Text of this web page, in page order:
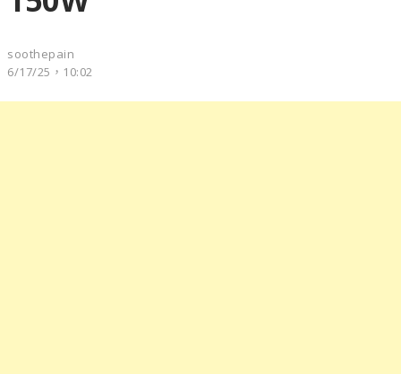
soothepain
6/17/25，10:02